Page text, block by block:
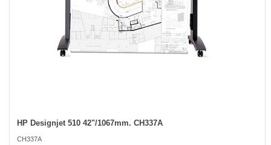
HP Designjet 510 42"/1067mm. CH337A
CH337A
Skip
the